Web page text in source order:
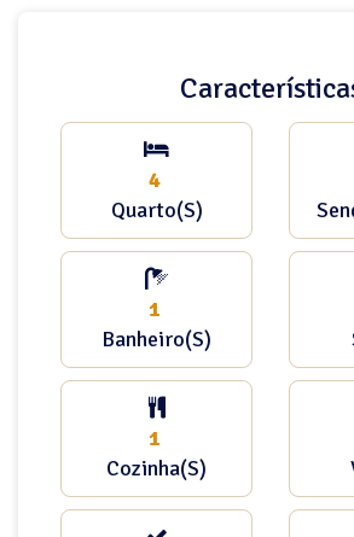
4
Quarto(s)
1
Banheiro(s)
1
Cozinha(s)